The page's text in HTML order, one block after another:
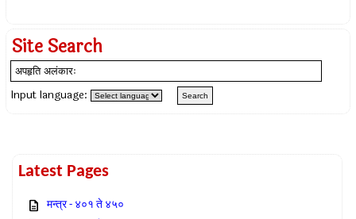
Site Search
Input language:
Latest Pages
मन्त्र - ४०१ ते ४५०